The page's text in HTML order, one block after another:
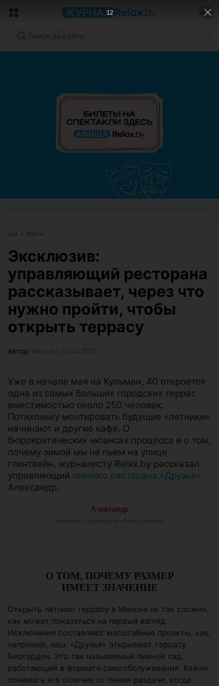
ЭФФЕКТИВНАЯ РЕКЛАМА НА САЙТЕ
Еда • Факты
Эксклюзив:
управляющий ресторана
рассказывает, через что
нужно пройти, чтобы
открыть террасу
Автор:
Уже в начале мая на Кульман, 40 откроется
одна из самых больших городских террас
вместимостью около 250 человек.
Потихоньку монтировать будущие «летники»
начинают и другие кафе. О
бюрократических нюансах процесса и о том,
почему зимой мы не пьем на улице
глинтвейн, журналисту Relax.by рассказал
управляющий пивного ресторана «Друзья»
Александр.
Александр
заместитель директора по общим вопросам
О ТОМ, ПОЧЕМУ РАЗМЕР
ИМЕЕТ ЗНАЧЕНИЕ
Открыть летнюю террасу в Минске не так сложно,
как может показаться на первый взгляд.
Исключения составляют масштабные проекты, как,
например, наш. «Друзья» открывают террасу
Биргарден. Это так называемый пивной сад,
работающий в формате самообслуживания. Важно
понимать его отличие от линии раздачи, когда
11